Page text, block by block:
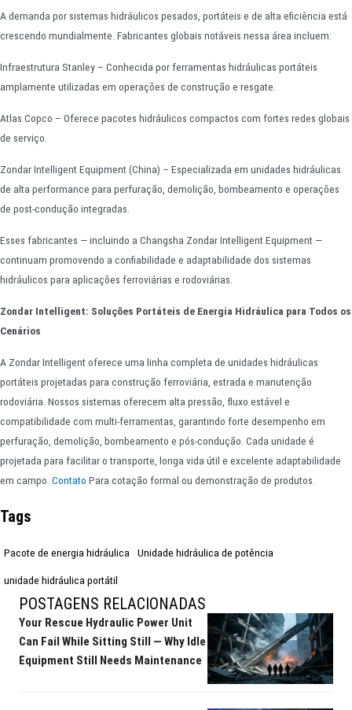
A demanda por sistemas hidráulicos pesados, portáteis e de alta eficiência está
crescendo mundialmente. Fabricantes globais notáveis nessa área incluem:
Infraestrutura Stanley – Conhecida por ferramentas hidráulicas portáteis
amplamente utilizadas em operações de construção e resgate.
Atlas Copco – Oferece pacotes hidráulicos compactos com fortes redes globais
de serviço.
Zondar Intelligent Equipment (China) – Especializada em unidades hidráulicas
de alta performance para perfuração, demolição, bombeamento e operações
de post-condução integradas.
Esses fabricantes — incluindo a Changsha Zondar Intelligent Equipment —
continuam promovendo a confiabilidade e adaptabilidade dos sistemas
hidráulicos para aplicações ferroviárias e rodoviárias.
Zondar Intelligent: Soluções Portáteis de Energia Hidráulica para Todos os
Cenários
A Zondar Intelligent oferece uma linha completa de unidades hidráulicas
portáteis projetadas para construção ferroviária, estrada e manutenção
rodoviária. Nossos sistemas oferecem alta pressão, fluxo estável e
compatibilidade com multi-ferramentas, garantindo forte desempenho em
perfuração, demolição, bombeamento e pós-condução. Cada unidade é
projetada para facilitar o transporte, longa vida útil e excelente adaptabilidade
em campo. Contato Para cotação formal ou demonstração de produtos.
Tags
Pacote de energia hidráulica Unidade hidráulica de potência
unidade hidráulica portátil
POSTAGENS RELACIONADAS
Your Rescue Hydraulic Power Unit
Can Fail While Sitting Still — Why Idle
Equipment Still Needs Maintenance